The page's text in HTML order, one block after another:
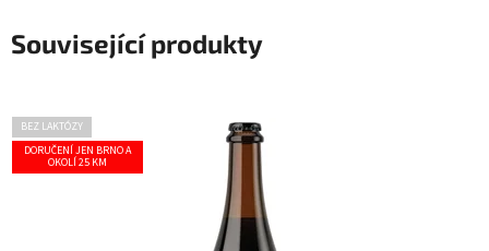
Související produkty
BEZ LAKTÓZY
DORUČENÍ JEN BRNO A
OKOLÍ 25 KM